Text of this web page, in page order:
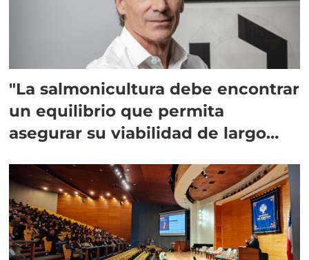
"La salmonicultura debe encontrar
un equilibrio que permita
asegurar su viabilidad de largo